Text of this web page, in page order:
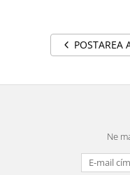
POSTAREA
Ne